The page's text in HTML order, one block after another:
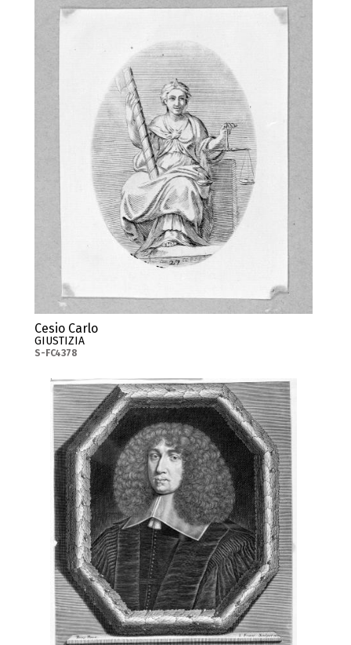
Cesio Carlo
GIUSTIZIA
S-FC4378